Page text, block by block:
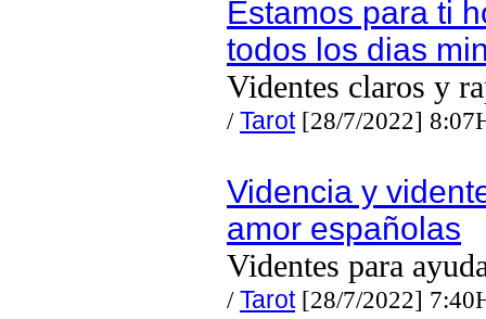
Estamos para ti
todos los dias
Videntes claros y
/Tarot[28/7/2022]
Videncia y
amor españolas
Videntes para
/Tarot[28/7/2022]